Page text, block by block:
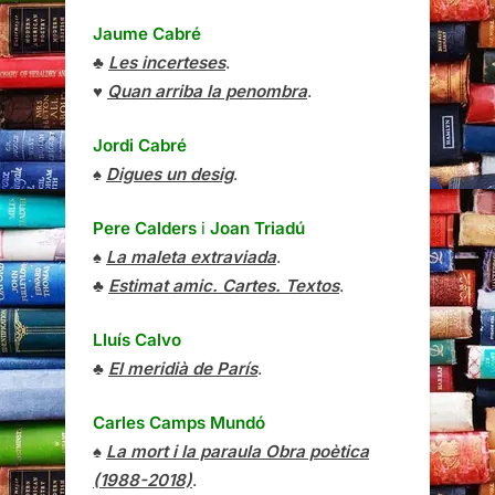
Jaume Cabré
♣ Les incerteses.
♥ Quan arriba la penombra.
Jordi Cabré
♠ Digues un desig.
Pere Calders i Joan Triadú
♠ La maleta extraviada.
♣ Estimat amic. Cartes. Textos.
Lluís Calvo
♣ El meridià de París.
Carles Camps Mundó
♠ La mort i la paraula Obra poètica
(1988-2018).